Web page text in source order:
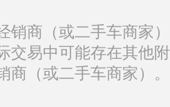
销商（或二手车商家
交易中可能存在其他
商（或二手车商家）。